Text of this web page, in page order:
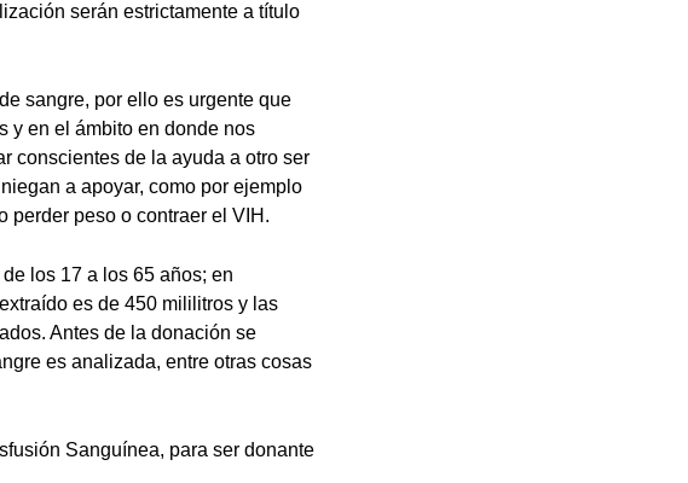
serán estrictamente a título
sangre, por ello es urgente que
y en el ámbito en donde nos
conscientes de la ayuda a otro ser
a apoyar, como por ejemplo
perder peso o contraer el VIH.
los 17 a los 65 años; en
es de 450 mililitros y las
Antes de la donación se
es analizada, entre otras cosas
Sanguínea, para ser donante